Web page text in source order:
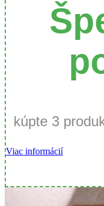
kúpte 3
Viac informácií